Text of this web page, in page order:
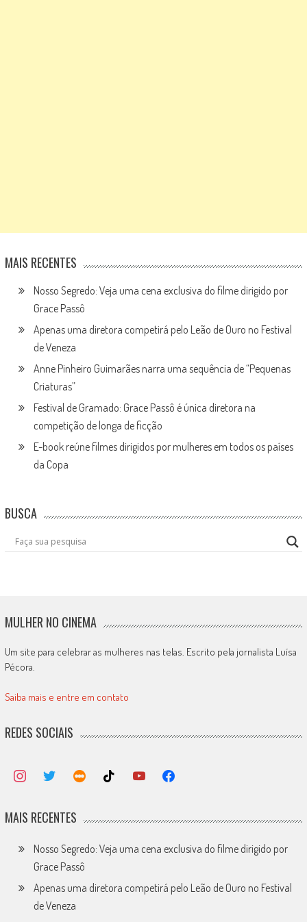
MAIS RECENTES
Nosso Segredo: Veja uma cena exclusiva do filme dirigido por
Grace Passô
Apenas uma diretora competirá pelo Leão de Ouro no Festival
de Veneza
Anne Pinheiro Guimarães narra uma sequência de “Pequenas
Criaturas”
Festival de Gramado: Grace Passô é única diretora na
competição de longa de ficção
E-book reúne filmes dirigidos por mulheres em todos os países
da Copa
BUSCA
MULHER NO CINEMA
Um site para celebrar as mulheres nas telas. Escrito pela jornalista Luísa
Pécora.
Saiba mais e entre em contato
REDES SOCIAIS
MAIS RECENTES
Nosso Segredo: Veja uma cena exclusiva do filme dirigido por
Grace Passô
Apenas uma diretora competirá pelo Leão de Ouro no Festival
de Veneza